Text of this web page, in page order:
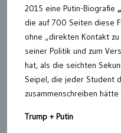
2015 eine Putin-Biografie „
die auf 700 Seiten diese
ohne „direkten Kontakt
seiner Politik und zum
hat, als die seichten
Seipel, die jeder Student
zusammenschreiben hätte
Trump + Putin